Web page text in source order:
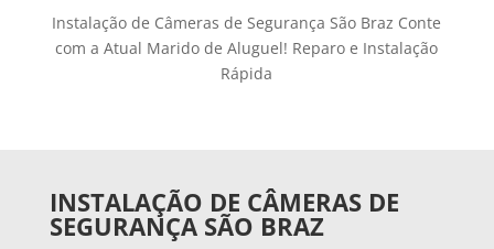
Instalação de Câmeras de Segurança São Braz Conte
com a Atual Marido de Aluguel! Reparo e Instalação
Rápida
INSTALAÇÃO DE CÂMERAS DE
SEGURANÇA SÃO BRAZ